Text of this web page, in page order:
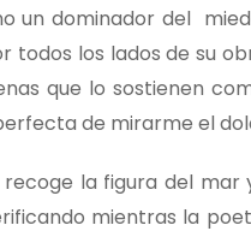
un dominador del
todos los lados de su
que lo sostienen
de mirarme el
la figura del mar
mientras la